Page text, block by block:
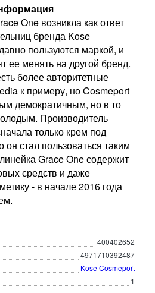
One возникла как ответ
бренда Kose
пользуются маркой, и
ее менять на другой бренд.
более авторитетные
к примеру, но Cosmeport
демократичным, но в то
Производитель
только крем под
он стал пользоваться таким
Grace One содержит
средств и даже
- в начале 2016 года
400402652
4971710392487
Kose Cosmeport
1